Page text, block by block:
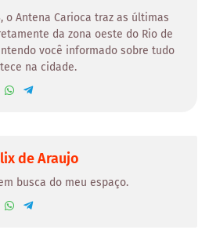
o Antena Carioca traz as últimas
da zona oeste do Rio de
você informado sobre tudo
na cidade.
de Araujo
busca do meu espaço.